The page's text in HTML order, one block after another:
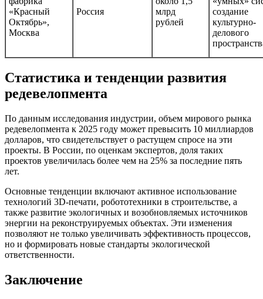
«Красный
Октябрь»,
Москва
Россия
млрд
рублей
создание
культурно-
делового
Статистика и тенденции развития
редевелопмента
По данным исследования индустрии, объем мирового рынка
редевелопмента к 2025 году может превысить 10 миллиардов
долларов, что свидетельствует о растущем спросе на эти
проекты. В России, по оценкам экспертов, доля таких
проектов увеличилась более чем на 25% за последние пять
лет.
Основные тенденции включают активное использование
технологий 3D-печати, робототехники в строительстве, а
также развитие экологичных и возобновляемых источников
энергии на реконструируемых объектах. Эти изменения
позволяют не только увеличивать эффективность процессов,
но и формировать новые стандарты экологической
ответственности.
Заключение